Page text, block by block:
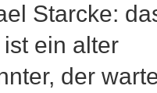
des Monats
Starcke:
ein alter
der